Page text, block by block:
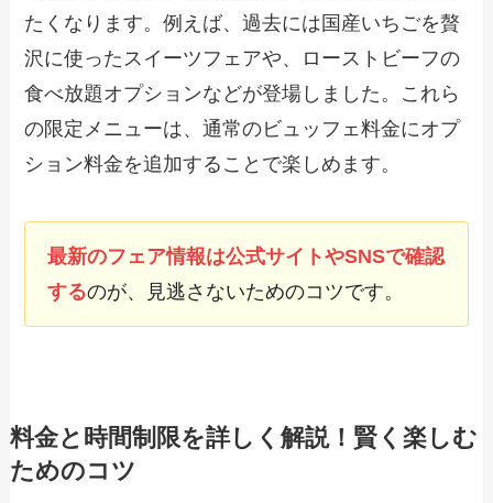
たくなります。例えば、過去には国産いちごを贅
沢に使ったスイーツフェアや、ローストビーフの
食べ放題オプションなどが登場しました。これら
の限定メニューは、通常のビュッフェ料金にオプ
ション料金を追加することで楽しめます。
最新のフェア情報は公式サイトやSNSで確認
するのが、見逃さないためのコツです。
料金と時間制限を詳しく解説！賢く楽しむ
ためのコツ